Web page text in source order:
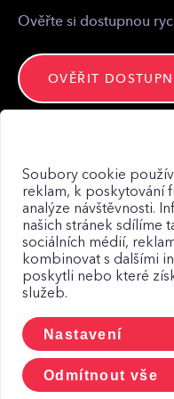
Ověřte si dostupnou
OVĚŘIT
Mapa webu
Zásady zpracování
Zásady použití Cookies
CCTV a osobní udaje
Soubory cookie
reklam, k poskytování
analýze návštěvnosti.
našich stránek sdílíme
sociálních médií,
kombinovat s dalšími
poskytli nebo které
služeb.
Nastavení
Odmítnout vše